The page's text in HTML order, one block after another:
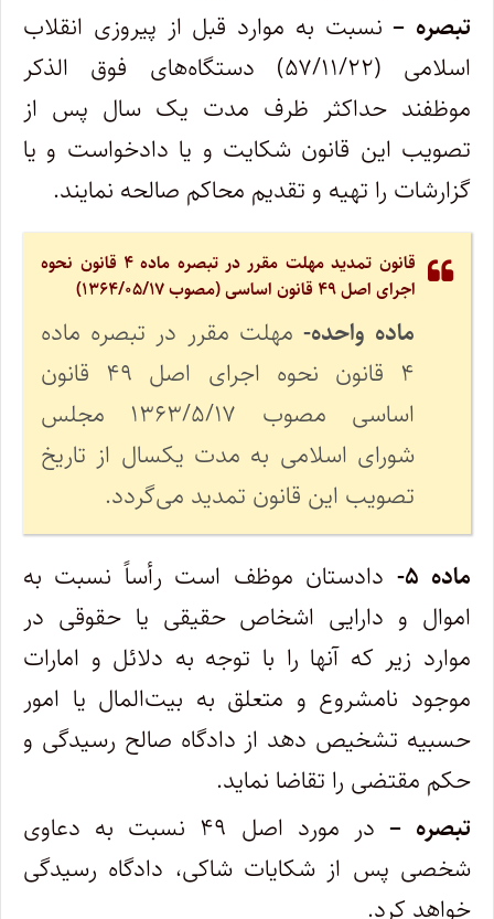
تبصره –نسبت به موارد قبل از پیروزی انقلاب
اسلامی (۵۷/۱۱/۲۲) دستگاه‌های فوق الذکر
موظفند حداکثر ظرف مدت یک سال پس از
تصویب این قانون شکایت و یا دادخواست و یا
گزارشات را تهیه و تقدیم محاکم صالحه نمایند.
قانون تمدید مهلت مقرر در تبصره ماده ۴ قانون نحوه
اجرای اصل ۴۹ قانون اساسی (مصوب ۱۳۶۴/۰۵/۱۷)
ماده واحده- مهلت مقرر در تبصره ماده
۴ قانون نحوه اجرای اصل ۴۹ قانون
اساسی مصوب ۱۳۶۳/۵/۱۷ مجلس
شورای اسلامی به مدت یکسال از تاریخ
تصویب این قانون تمدید می‌گردد.
ماده ۵-
دادستان موظف است رأساً نسبت به
اموال و دارایی اشخاص حقیقی یا حقوقی در
موارد زیر که آنها را با توجه به دلائل و امارات
موجود نامشروع و متعلق به بیت‌المال یا امور
حسبیه تشخیص دهد از دادگاه صالح رسیدگی و
حکم مقتضی را تقاضا نماید.
تبصره –
در مورد اصل ۴۹ نسبت به دعاوی
شخصی پس از شکایات شاکی، دادگاه رسیدگی
خواهد کرد.